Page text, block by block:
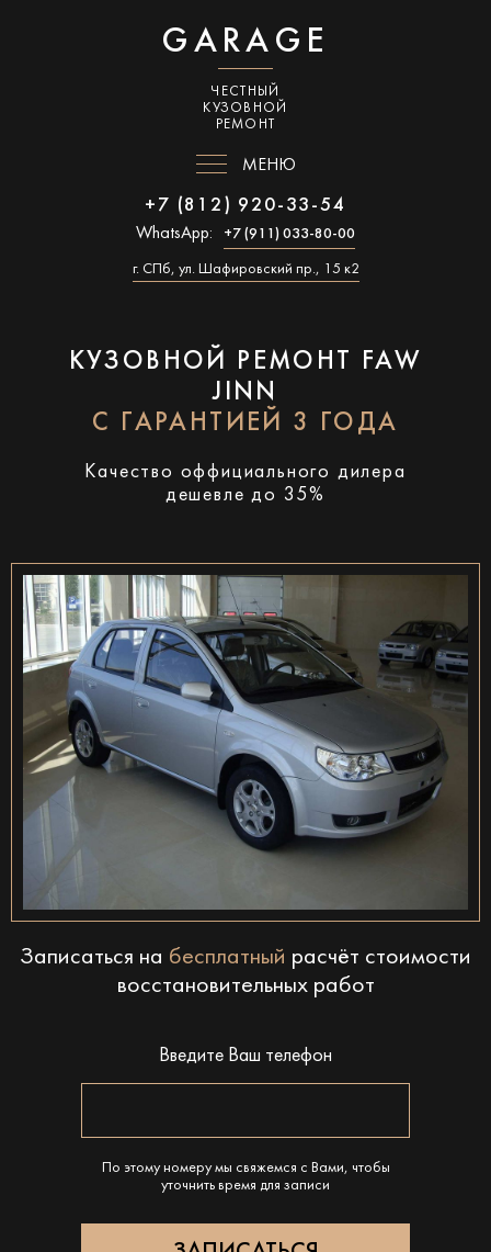
GARAGE
ЧЕСТНЫЙ
КУЗОВНОЙ
РЕМОНТ
МЕНЮ
+7 (812) 920-33-54
WhatsApp: +7 (911) 033-80-00
г. СПб, ул. Шафировский пр., 15 к2
КУЗОВНОЙ РЕМОНТ FAW
JINN
С ГАРАНТИЕЙ 3 ГОДА
Качество оффициального дилера
дешевле до 35%
Записаться на бесплатный расчёт стоимости
восстановительных работ
Введите Ваш телефон
По этому номеру мы свяжемся с Вами, чтобы
уточнить время для записи